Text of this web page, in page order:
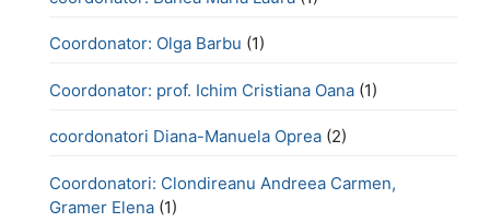
Coordonator: Olga Barbu (1)
Coordonator: prof. Ichim Cristiana Oana (1)
coordonatori Diana-Manuela Oprea (2)
Coordonatori: Clondireanu Andreea Carmen,
Gramer Elena (1)